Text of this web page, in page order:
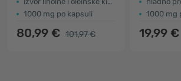
1000 mg po kapsuli
80,99 € 101,97 €
1000 mg
19,99 €